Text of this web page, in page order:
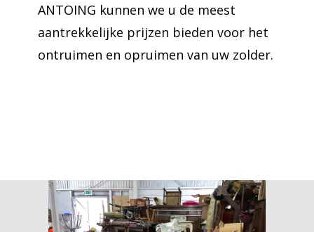
ANTOING kunnen we u de meest
aantrekkelijke prijzen bieden voor het
ontruimen en opruimen van uw zolder.